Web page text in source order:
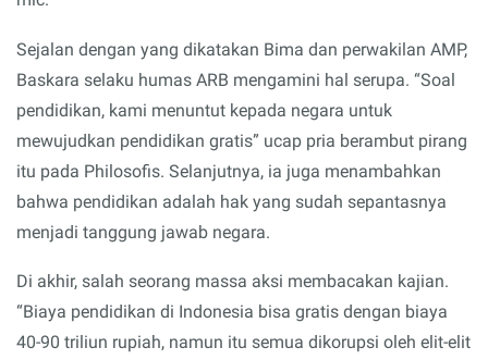
Sejalan dengan yang dikatakan Bima dan perwakilan AMP,
Baskara selaku humas ARB mengamini hal serupa. “Soal
pendidikan, kami menuntut kepada negara untuk
mewujudkan pendidikan gratis” ucap pria berambut pirang
itu pada Philosofis. Selanjutnya, ia juga menambahkan
bahwa pendidikan adalah hak yang sudah sepantasnya
menjadi tanggung jawab negara.
Di akhir, salah seorang massa aksi membacakan kajian.
“Biaya pendidikan di Indonesia bisa gratis dengan biaya
40-90 triliun rupiah, namun itu semua dikorupsi oleh elit-elit